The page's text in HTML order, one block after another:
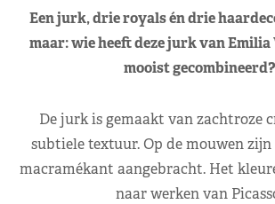
Een jurk, drie royals én drie
maar: wie heeft deze jurk van
mooist gecombineerd?
De jurk is gemaakt van zachtroze
subtiele textuur. Op de mouwen
macramékant aangebracht. Het
naar werken van